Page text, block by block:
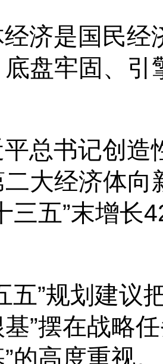
济是国民经
盘牢固、引
总书记创造
大经济体向
三五”末增长
五”规划建议
”摆在战略
的高度重视。